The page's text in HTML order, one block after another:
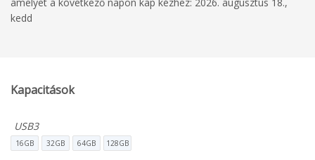
kedd
Kapacitások
USB3
16GB 32GB 64GB 128GB